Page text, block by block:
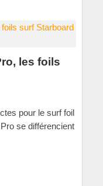
les foils
pour le surf foil
se différencient